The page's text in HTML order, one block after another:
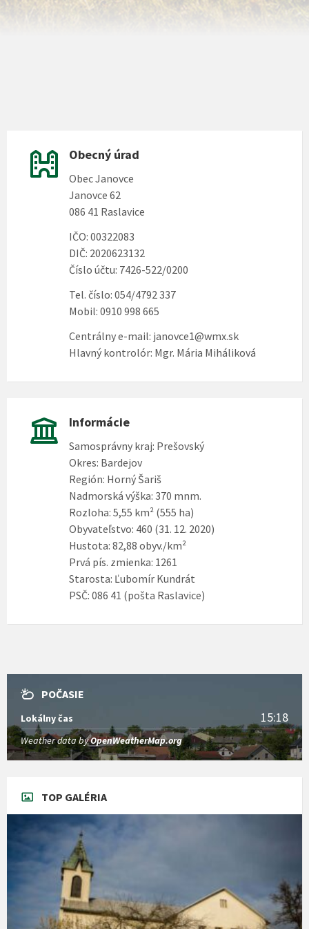
Obecný úrad
Obec Janovce
Janovce 62
086 41 Raslavice
IČO: 00322083
DIČ: 2020623132
Číslo účtu: 7426-522/0200
Tel. číslo: 054/4792 337
Mobil: 0910 998 665
Centrálny e-mail: janovce1@wmx.sk
Hlavný kontrolór: Mgr. Mária Miháliková
Informácie
Samosprávny kraj: Prešovský
Okres: Bardejov
Región: Horný Šariš
Nadmorská výška: 370 mnm.
Rozloha: 5,55 km² (555 ha)
Obyvateľstvo: 460 (31. 12. 2020)
Hustota: 82,88 obyv./km²
Prvá pís. zmienka: 1261
Starosta: Ľubomír Kundrát
PSČ: 086 41 (pošta Raslavice)
POČASIE
Lokálny čas 15:18
Weather data byOpenWeatherMap.org
TOP GALÉRIA